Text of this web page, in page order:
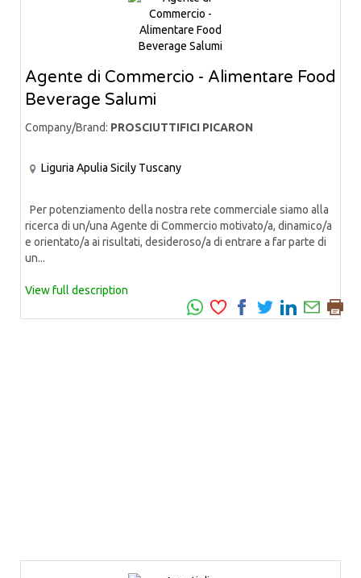
Agente di Commercio - Alimentare Food
Beverage Salumi
Company/Brand: PROSCIUTTIFICI PICARON
Liguria Apulia Sicily Tuscany
Per potenziamento della nostra rete commerciale siamo alla
ricerca di un/una Agente di Commercio motivato/a, dinamico/a
e orientato/a ai risultati, desideroso/a di entrare a far parte di
un...
View full description